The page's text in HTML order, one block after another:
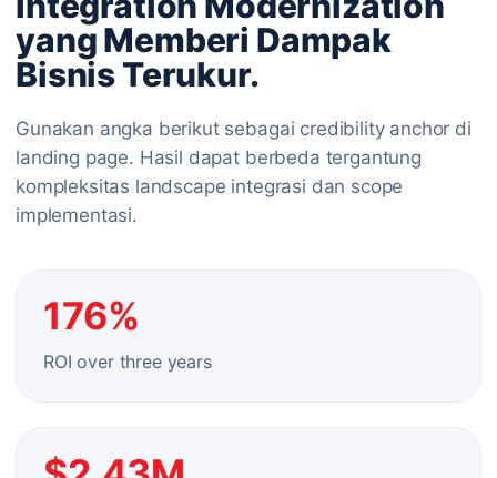
yang Memberi Dampak
Bisnis Terukur.
Gunakan angka berikut sebagai credibility anchor di
landing page. Hasil dapat berbeda tergantung
kompleksitas landscape integrasi dan scope
implementasi.
176%
ROI over three years